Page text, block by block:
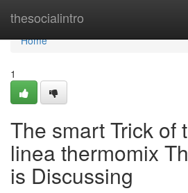
thesocialintro
Home
Home
1
The smart Trick of
linea thermomix
is Discussing